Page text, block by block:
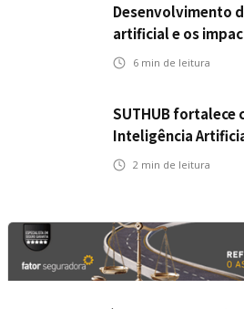
Desenvolvimento
artificial e os
de seguros
6 min de leitura
SUTHUB fortalece
Inteligência
para toda a
2 min de leitura